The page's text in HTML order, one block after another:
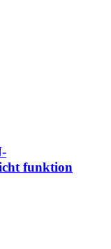
funktion